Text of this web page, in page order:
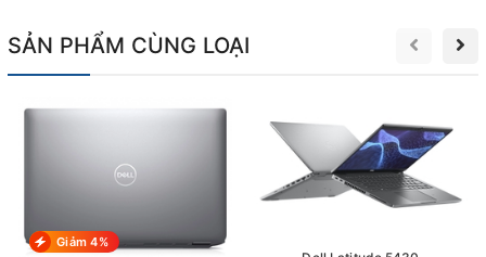
12500H đời mới mang tới tốc độ xử lý đa nhiệm nhanh chóng.
bộ cấu hình khủng long Dell G15 5520 không ngán bất kỳ tựa
Game nào cả. Chơi các loại game bom tấn như GTA V, PUBG,
Tomb Raider, ... hay các tựa game HOT ở mức Max Setting
không lo tụt xung hay sụt FPS.
Không những thế, card đồ họa rời RTX 3050 công nghệ Ray
Tracing đổ bóng, khử răng cưa mượt, tối ưu rất tốt cho mọi nhu
SẢN PHẨM CÙNG LOẠI
Giảm 4%